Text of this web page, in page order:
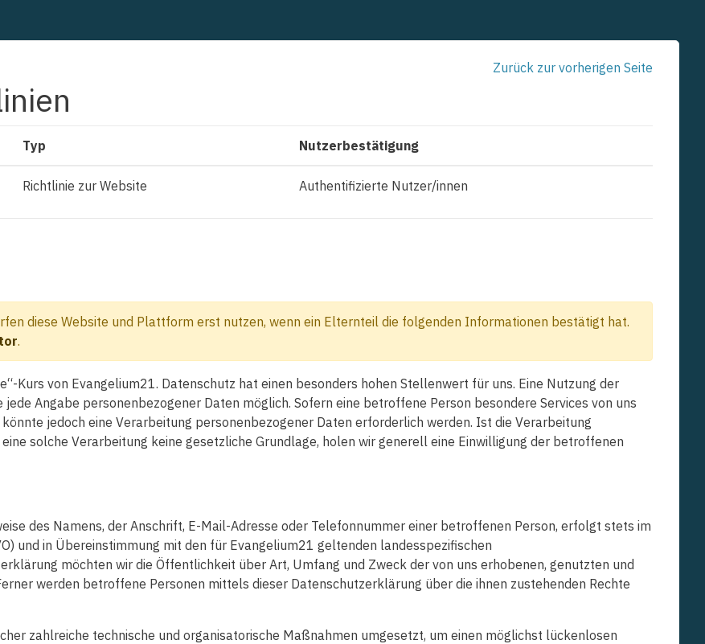
Zurück zur vorherigen Seite
Typ Nutzerbestätigung
Richtlinie zur Website Authentifizierte Nutzer/innen
diese Website und Plattform erst nutzen, wenn ein Elternteil die folgenden Informationen bestätigt hat.
.
Kurs von Evangelium21. Datenschutz hat einen besonders hohen Stellenwert für uns. Eine Nutzung der
Angabe personenbezogener Daten möglich. Sofern eine betroffene Person besondere Services von uns
jedoch eine Verarbeitung personenbezogener Daten erforderlich werden. Ist die Verarbeitung
solche Verarbeitung keine gesetzliche Grundlage, holen wir generell eine Einwilligung der betroffenen
des Namens, der Anschrift, E-Mail-Adresse oder Telefonnummer einer betroffenen Person, erfolgt stets im
und in Übereinstimmung mit den für Evangelium21 geltenden landesspezifischen
möchten wir die Öffentlichkeit über Art, Umfang und Zweck der von uns erhobenen, genutzten und
werden betroffene Personen mittels dieser Datenschutzerklärung über die ihnen zustehenden Rechte
zahlreiche technische und organisatorische Maßnahmen umgesetzt, um einen möglichst lückenlosen